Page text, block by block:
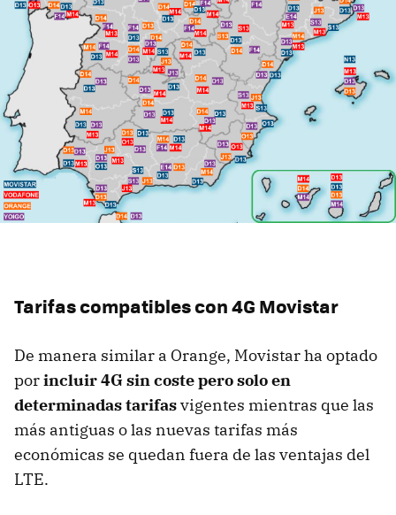
Tarifas compatibles con 4G Movistar
De manera similar a Orange, Movistar ha optado
porincluir 4G sin coste pero solo en
determinadas tarifasvigentes mientras que las
más antiguas o las nuevas tarifas más
económicas se quedan fuera de las ventajas del
LTE.